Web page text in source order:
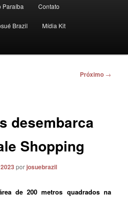
Paraíba Contato
Brazil Mídia Kit
Próximo →
desembarca
Shopping
porjosuebrazil
de 200 metros quadrados na